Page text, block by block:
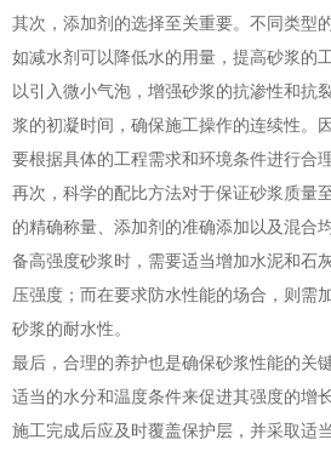
其次，添加剂的选择至关重要。不同类型
如减水剂可以降低水的用量，提高砂浆的
以引入微小气泡，增强砂浆的抗渗性和抗
浆的初凝时间，确保施工操作的连续性。
要根据具体的工程需求和环境条件进行合理
再次，科学的配比方法对于保证砂浆质量
的精确称量、添加剂的准确添加以及混合
备高强度砂浆时，需要适当增加水泥和石
压强度；而在要求防水性能的场合，则需
砂浆的耐水性。
最后，合理的养护也是确保砂浆性能的关
适当的水分和温度条件来促进其强度的增
施工完成后应及时覆盖保护层，并采取适